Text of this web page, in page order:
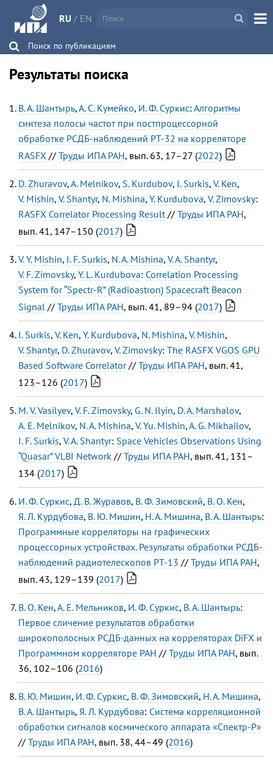
RU / EN
Поиск по публикациям
Результаты поиска
В. А. Шантырь,А. С. Кумейко, И. Ф. Суркис:Алгоритмы
синтеза полосы частот при постпроцессорной
обработке РСДБ-наблюдений РТ-32 на корреляторе
RASFX // Труды ИПА РАН, вып. 63, 17–27 (2022)
D. Zhuravov,A. Melnikov, S. Kurdubov, I. Surkis, V. Ken,
V. Mishin, V. Shantyr, N. Mishina, Y. Kurdubova, V. Zimovsky:
RASFX Correlator Processing Result // Труды ИПА РАН,
вып. 41, 147–150 (2017)
V. Y. Mishin, I. F. Surkis, N. A. Mishina, V. A. Shantyr,
V. F. Zimovsky, Y. L. Kurdubova: Correlation Processing
System for “Spectr-R” (Radioastron) Spacecraft Beacon
Signal // Труды ИПА РАН, вып. 41, 89–94 (2017)
I. Surkis, V. Ken, Y. Kurdubova, N. Mishina, V. Mishin,
V. Shantyr, D. Zhuravov, V. Zimovsky: The RASFX VGOS GPU
Based Software Correlator// Труды ИПА РАН, вып. 41,
123–126 (2017)
M. V. Vasilyev, V. F. Zimovsky, G. N. Ilyin, D. A. Marshalov,
A. E. Melnikov, N. A. Mishina, V. Yu. Mishin,A. G. Mikhailov,
I. F. Surkis, V. A. Shantyr: Space Vehicles Observations Using
“Quasar” VLBI Network // Труды ИПА РАН, вып. 41, 131–
134 (2017)
И. Ф. Суркис, Д. В. Журавов, В. Ф. Зимовский, В. О. Кен,
Я. Л. Курдубова, В. Ю. Мишин, Н. А. Мишина, В. А. Шантырь:
Программные корреляторы на графических
процессорных устройствах. Результаты обработки РСДБ-
наблюдений радиотелескопов РТ-13 // Труды ИПА РАН,
вып. 43, 129–139 (2017)
В. О. Кен,А. Е. Мельников, И. Ф. Суркис, В. А. Шантырь:
Первое сличение результатов обработки
широкополосных РСДБ-данных на корреляторах DiFX и
Программном корреляторе РАН // Труды ИПА РАН, вып.
36, 102–106 (2016)
В. Ю. Мишин, И. Ф. Суркис, В. Ф. Зимовский, Н. А. Мишина,
В. А. Шантырь, Я. Л. Курдубова: Система корреляционной
обработки сигналов космического аппарата «Спектр-Р»
// Труды ИПА РАН, вып. 38, 44–49 (2016)